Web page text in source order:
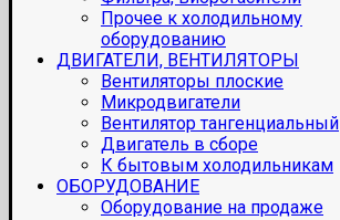
Прочее к холодильному
оборудованию
ДВИГАТЕЛИ, ВЕНТИЛЯТОРЫ
Вентиляторы плоские
Микродвигатели
Вентилятор тангенциальный
Двигатель в сборе
К бытовым холодильникам
ОБОРУДОВАНИЕ
Оборудование на продаже